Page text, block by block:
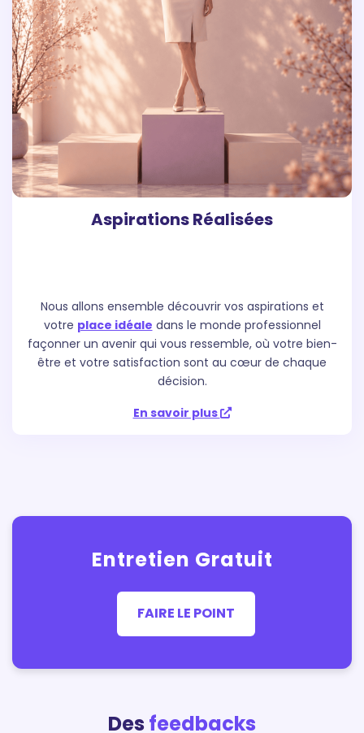
Aspirations Réalisées
Nous allons ensemble découvrir vos aspirations et
votre place idéale dans le monde professionnel
façonner un avenir qui vous ressemble, où votre bien-
être et votre satisfaction sont au cœur de chaque
décision.
En savoir plus
Entretien Gratuit
FAIRE LE POINT
Des feedbacks